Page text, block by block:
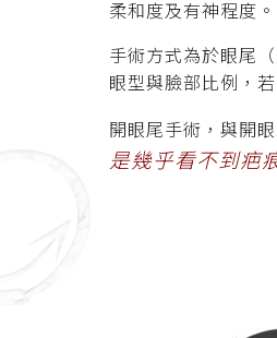
柔和度及有神程度。
手術方式為於眼尾
眼型與臉部比例，
開眼尾手術，與開
是幾乎看不到疤